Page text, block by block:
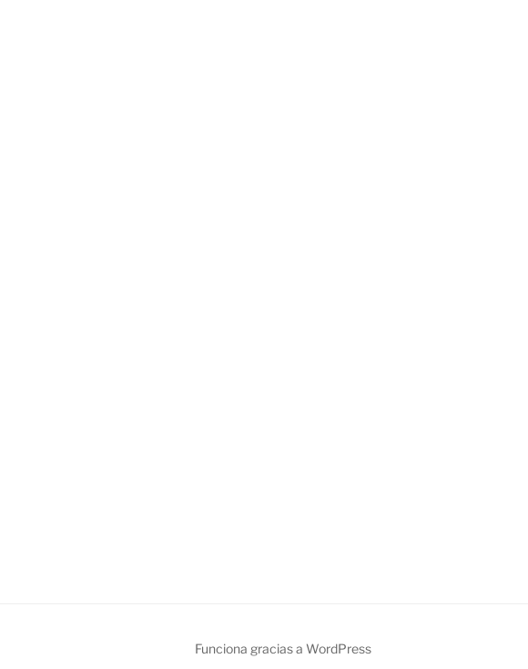
Funciona gracias a WordPress